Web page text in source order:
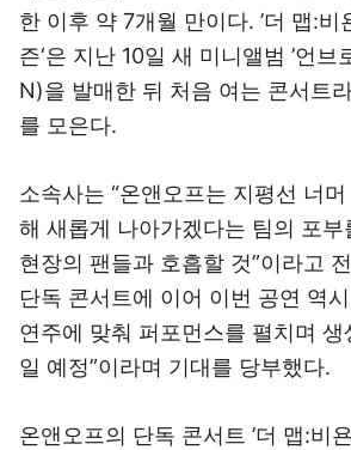
한 이후 약 7개월 만이다. ’더 맵:비
즌‘은 지난 10일 새 미니앨범 ’언브
N)을 발매한 뒤 처음 여는 콘서트
를 모은다.
소속사는 “온앤오프는 지평선 너
해 새롭게 나아가겠다는 팀의 포부
현장의 팬들과 호흡할 것”이라고
단독 콘서트에 이어 이번 공연 역
연주에 맞춰 퍼포먼스를 펼치며 생
일 예정”이라며 기대를 당부했다.
온앤오프의 단독 콘서트 ’더 맵:비